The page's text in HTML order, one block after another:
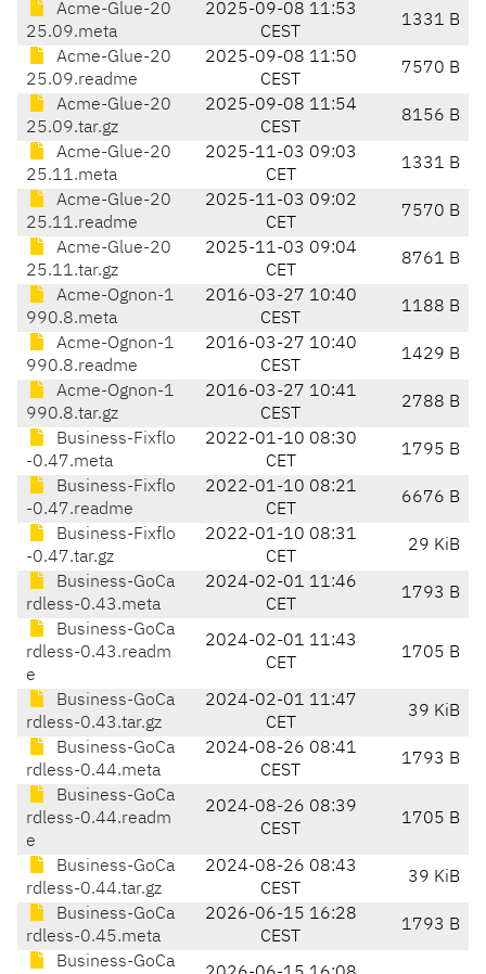
Acme-Glue-20
25.09.meta
2025-09-08 11:53
CEST
1331 B
Acme-Glue-20
25.09.readme
2025-09-08 11:50
CEST
7570 B
Acme-Glue-20
25.09.tar.gz
2025-09-08 11:54
CEST
8156 B
Acme-Glue-20
25.11.meta
2025-11-03 09:03
CET
1331 B
Acme-Glue-20
25.11.readme
2025-11-03 09:02
CET
7570 B
Acme-Glue-20
25.11.tar.gz
2025-11-03 09:04
CET
8761 B
Acme-Ognon-1
990.8.meta
2016-03-27 10:40
CEST
1188 B
Acme-Ognon-1
990.8.readme
2016-03-27 10:40
CEST
1429 B
Acme-Ognon-1
990.8.tar.gz
2016-03-27 10:41
CEST
2788 B
Business-Fixflo
-0.47.meta
2022-01-10 08:30
CET
1795 B
Business-Fixflo
-0.47.readme
2022-01-10 08:21
CET
6676 B
Business-Fixflo
-0.47.tar.gz
2022-01-10 08:31
CET
29 KiB
Business-GoCa
rdless-0.43.meta
2024-02-01 11:46
CET
1793 B
Business-GoCa
rdless-0.43.readm
e
2024-02-01 11:43
CET
1705 B
Business-GoCa
rdless-0.43.tar.gz
2024-02-01 11:47
CET
39 KiB
Business-GoCa
rdless-0.44.meta
2024-08-26 08:41
CEST
1793 B
Business-GoCa
rdless-0.44.readm
e
2024-08-26 08:39
CEST
1705 B
Business-GoCa
rdless-0.44.tar.gz
2024-08-26 08:43
CEST
39 KiB
Business-GoCa
rdless-0.45.meta
2026-06-15 16:28
CEST
1793 B
Business-GoCa